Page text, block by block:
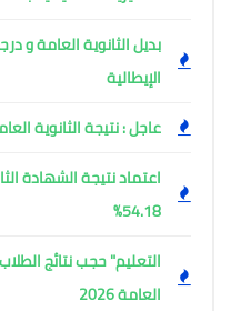
بديل الثانوية العامة و
الإيطالية
عاجل : نتيجة الثانوية
اعتماد نتيجة الشهادة
54.18%
التعليم" حجب نتائج
العامة 2026